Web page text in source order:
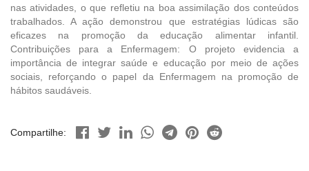
nas atividades, o que refletiu na boa assimilação dos conteúdos
trabalhados. A ação demonstrou que estratégias lúdicas são
eficazes na promoção da educação alimentar infantil.
Contribuições para a Enfermagem: O projeto evidencia a
importância de integrar saúde e educação por meio de ações
sociais, reforçando o papel da Enfermagem na promoção de
hábitos saudáveis.
Compartilhe: